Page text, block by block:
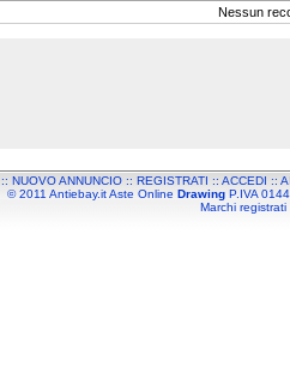
Nessun
:: NUOVO ANNUNCIO:: REGISTRATI :: ACCEDI ::
© 2011 Antiebay.it Aste Online DrawingP.IVA
Marchi